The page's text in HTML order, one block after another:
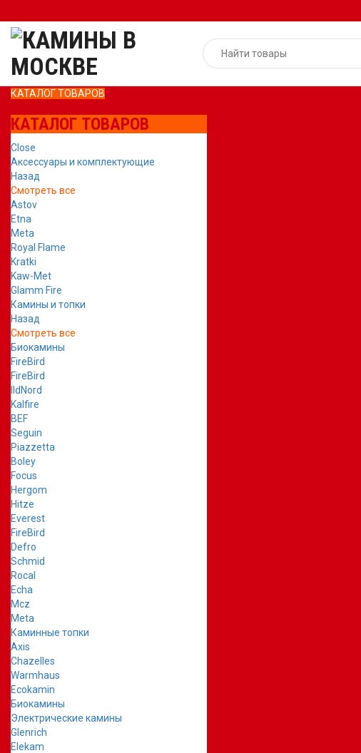
КАТАЛОГ ТОВАРОВ
КАТАЛОГ ТОВАРОВ
Close
Аксессуары и комплектующие
Назад
Смотреть все
Astov
Etna
Meta
Royal Flame
Kratki
Kaw-Met
Glamm Fire
Камины и топки
Назад
Смотреть все
Биокамины
FireBird
FireBird
IldNord
Kalfire
BEF
Seguin
Piazzetta
Boley
Focus
Hergom
Hitze
Everest
FireBird
Defro
Schmid
Rocal
Echa
Mcz
Meta
Каминные топки
Axis
Chazelles
Warmhaus
Ecokamin
Биокамины
Электрические камины
Glenrich
Elekam